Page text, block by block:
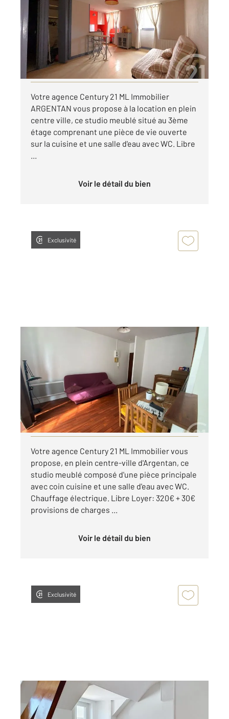
Ref : 12892
Appartement Studio à louer
350 €
par mois charges comprises
Visiter le site dédié
Votre agence Century 21 ML Immobilier
ARGENTAN vous propose à la location en plein
centre ville, ce studio meublé situé au 3ème
étage comprenant une pièce de vie ouverte
sur la cuisine et une salle d'eau avec WC. Libre
...
Voir le détail du bien
Exclusivité
Appartement Studio à louer
350 €
par mois charges comprises
Visiter le site dédié
Votre agence Century 21 ML Immobilier vous
propose, en plein centre-ville d'Argentan, ce
studio meublé composé d'une pièce principale
avec coin cuisine et une salle d'eau avec WC.
Chauffage électrique. Libre Loyer: 320€ + 30€
provisions de charges ...
Voir le détail du bien
Exclusivité
ARGENTAN 61
66 m
2, 2 pièces
Ref : 13074